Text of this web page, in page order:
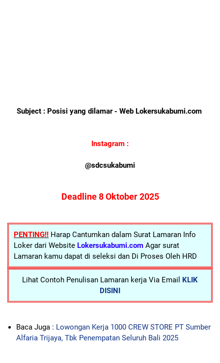
Subject : Posisi yang dilamar - Web Lokersukabumi.com
Instagram :
@sdcsukabumi
Deadline 8 Oktober 2025
PENTING!! Harap Cantumkan dalam Surat Lamaran Info
Loker dari Website Lokersukabumi.com Agar surat
Lamaran kamu dapat di seleksi dan Di Proses Oleh HRD
Lihat Contoh Penulisan Lamaran kerja Via Email KLIK
DISINI
Baca Juga : Lowongan Kerja 1000 CREW STORE PT Sumber
Alfaria Trijaya, Tbk Penempatan Seluruh Bali 2025